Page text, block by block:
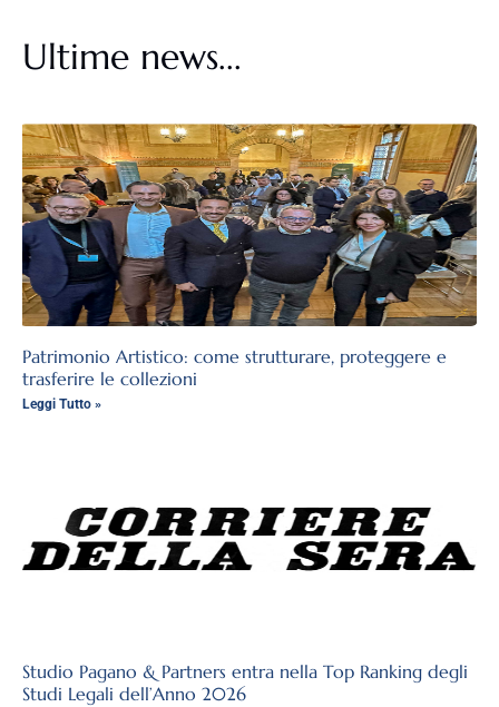
Ultime news...
Patrimonio Artistico: come strutturare, proteggere e
trasferire le collezioni
Leggi Tutto »
Studio Pagano & Partners entra nella Top Ranking degli
Studi Legali dell’Anno 2026